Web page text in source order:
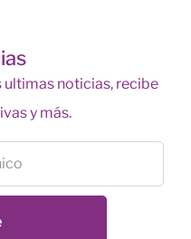
ultimas noticias, recibe
y más.